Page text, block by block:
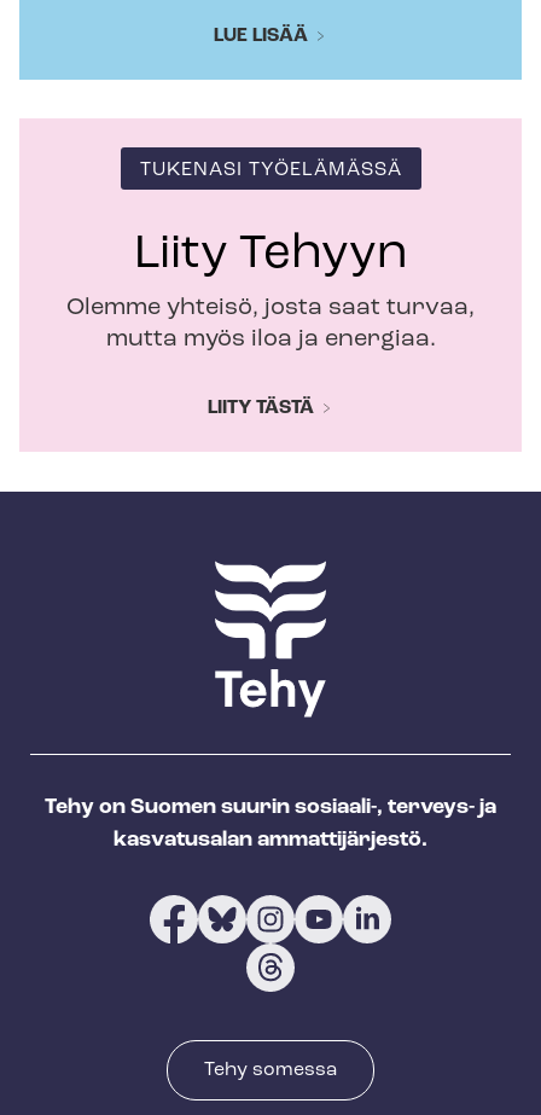
LUE LISÄÄ
TUKENASI TYÖELÄMÄSSÄ
Liity Tehyyn
Olemme yhteisö, josta saat turvaa,
mutta myös iloa ja energiaa.
LIITY TÄSTÄ
Tehy on Suomen suurin sosiaali-, terveys- ja
kasvatusalan ammattijärjestö.
Tehy somessa